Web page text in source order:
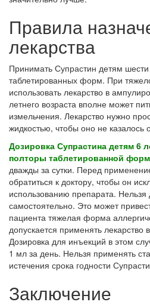
Правила
лекарства
Принимать Супрастин детям
таблетированных форм. При
использовать лекарство в
летнего возраста вполне может
измельчения. Лекарство нужно
жидкостью, чтобы оно не казалось
Дозировка Супрастина детям 6
полторы таблетированной
дважды за сутки. Перед
обратиться к доктору, чтобы он
использованию препарата. Нельзя
самостоятельно. Это может
пациента тяжелая форма
допускается применять
Дозировка для инъекций в этом
1 мл за день. Нельзя применять
истечения срока годности
Заключение